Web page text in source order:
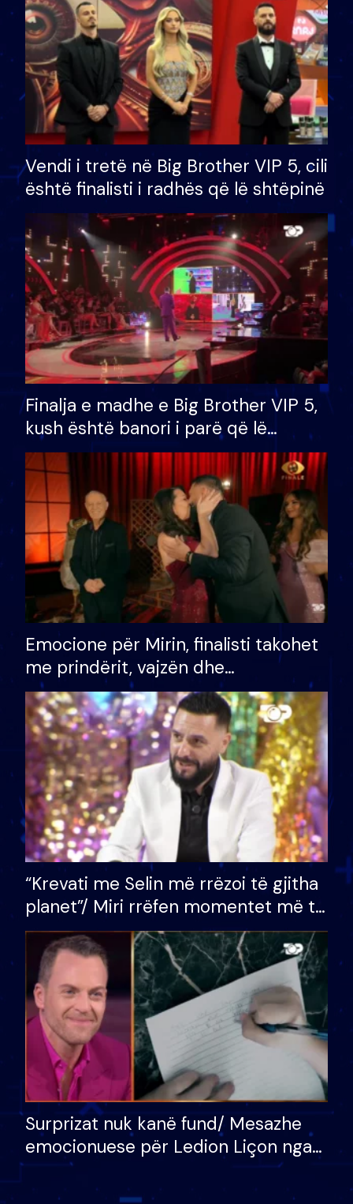
Vendi i tretë në Big Brother VIP 5, cili
është finalisti i radhës që lë shtëpinë
Finalja e madhe e Big Brother VIP 5,
kush është banori i parë që lë
shtëpinë dhe humb mundësinë për
të fituar çmimin e madh
Emocione për Mirin, finalisti takohet
me prindërit, vajzën dhe
bashkëshorten: S’kemi ndonjë letër
divorci apo jo?
“Krevati me Selin më rrëzoi të gjitha
planet”/ Miri rrëfen momentet më të
bukura në shtëpinë e BB VIP: Do më
mungojë zilja e mëngjesit kur…
Surprizat nuk kanë fund/ Mesazhe
emocionuese për Ledion Liçon nga
nëna dhe fëmijët e tij, moderatori
nuk i mban dot lotët: Nuk meritoj…